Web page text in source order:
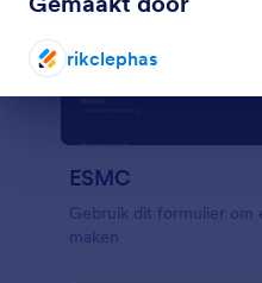
rikclephas
ESMC
Gebruik dit formulier om
maken